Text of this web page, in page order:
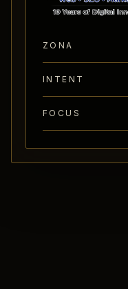
ZONA
INTENT
FOCUS